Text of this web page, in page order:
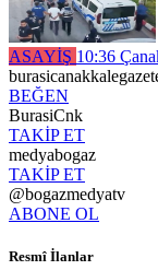
ASAYİŞ 10:36
BEĞEN
BurasiCnk
TAKİP ET
medyabogaz
TAKİP ET
@bogazmedyatv
ABONE OL
Resmî İlanlar